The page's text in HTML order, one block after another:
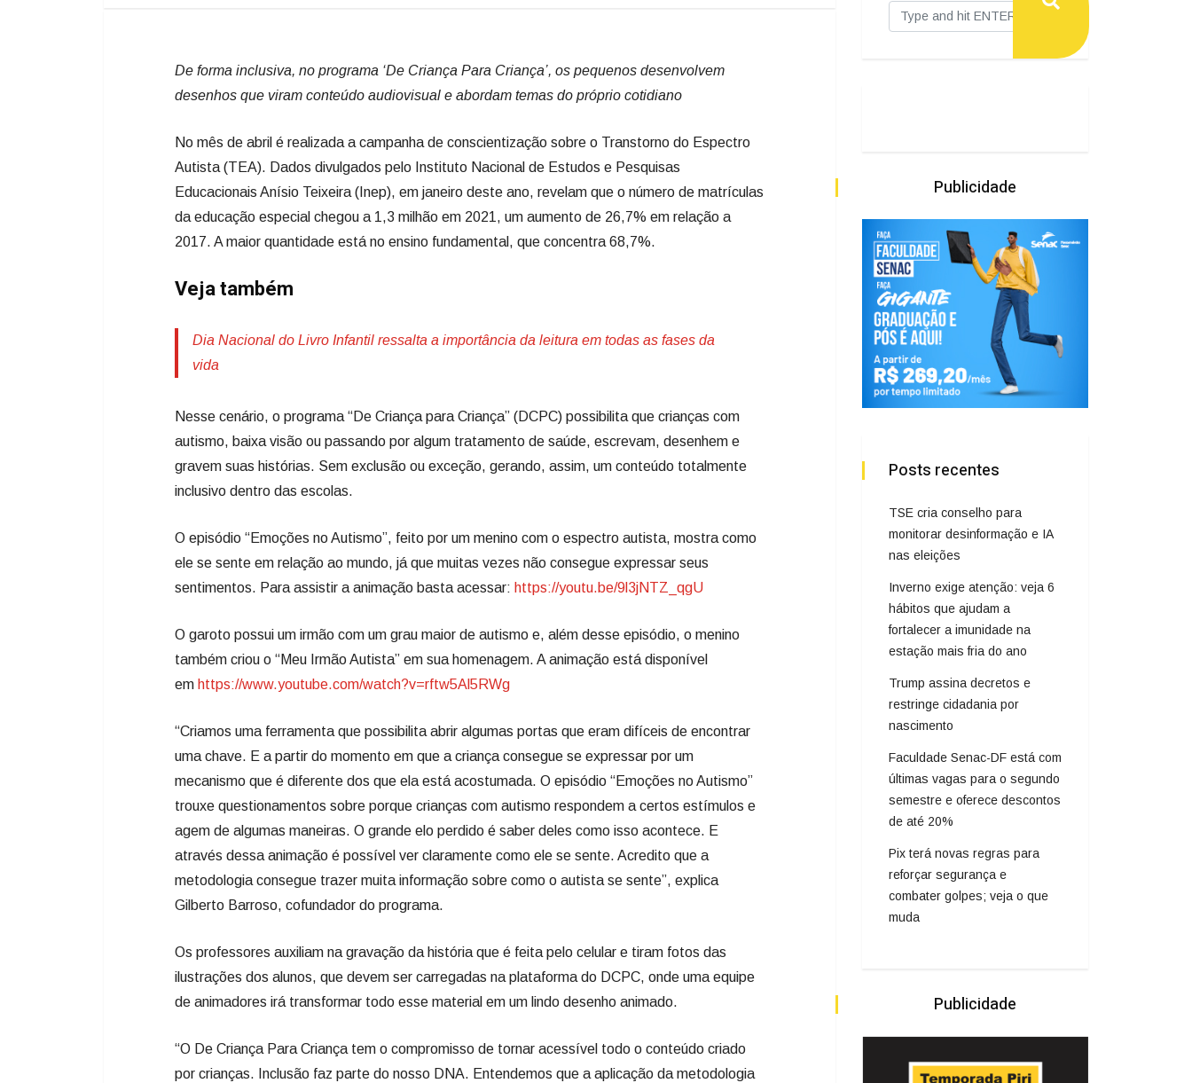
De forma inclusiva, no programa ‘De Criança Para Criança’, os pequenos desenvolvem
desenhos que viram conteúdo audiovisual e abordam temas do próprio cotidiano
No mês de abril é realizada a campanha de conscientização sobre o Transtorno do Espectro
Autista (TEA). Dados divulgados pelo Instituto Nacional de Estudos e Pesquisas
Educacionais Anísio Teixeira (Inep), em janeiro deste ano, revelam que o número de matrículas
da educação especial chegou a 1,3 milhão em 2021, um aumento de 26,7% em relação a
2017. A maior quantidade está no ensino fundamental, que concentra 68,7%.
Veja também
Dia Nacional do Livro Infantil ressalta a importância da leitura em todas as fases da
vida
Nesse cenário, o programa “De Criança para Criança” (DCPC) possibilita que crianças com
autismo, baixa visão ou passando por algum tratamento de saúde, escrevam, desenhem e
gravem suas histórias. Sem exclusão ou exceção, gerando, assim, um conteúdo totalmente
inclusivo dentro das escolas.
O episódio “Emoções no Autismo”, feito por um menino com o espectro autista, mostra como
ele se sente em relação ao mundo, já que muitas vezes não consegue expressar seus
sentimentos. Para assistir a animação basta acessar: https://youtu.be/9l3jNTZ_qgU
O garoto possui um irmão com um grau maior de autismo e, além desse episódio, o menino
também criou o “Meu Irmão Autista” em sua homenagem. A animação está disponível
em https://www.youtube.com/watch?v=rftw5Al5RWg
“Criamos uma ferramenta que possibilita abrir algumas portas que eram difíceis de encontrar
uma chave. E a partir do momento em que a criança consegue se expressar por um
mecanismo que é diferente dos que ela está acostumada. O episódio “Emoções no Autismo”
trouxe questionamentos sobre porque crianças com autismo respondem a certos estímulos e
agem de algumas maneiras. O grande elo perdido é saber deles como isso acontece. E
através dessa animação é possível ver claramente como ele se sente. Acredito que a
metodologia consegue trazer muita informação sobre como o autista se sente”, explica
Gilberto Barroso, cofundador do programa.
Os professores auxiliam na gravação da história que é feita pelo celular e tiram fotos das
ilustrações dos alunos, que devem ser carregadas na plataforma do DCPC, onde uma equipe
de animadores irá transformar todo esse material em um lindo desenho animado.
“O De Criança Para Criança tem o compromisso de tornar acessível todo o conteúdo criado
por crianças. Inclusão faz parte do nosso DNA. Entendemos que a aplicação da metodologia
Publicidade
Posts recentes
TSE cria conselho para
monitorar desinformação e IA
nas eleições
Inverno exige atenção: veja 6
hábitos que ajudam a
fortalecer a imunidade na
estação mais fria do ano
Trump assina decretos e
restringe cidadania por
nascimento
Faculdade Senac-DF está com
últimas vagas para o segundo
semestre e oferece descontos
de até 20%
Pix terá novas regras para
reforçar segurança e
combater golpes; veja o que
muda
Publicidade